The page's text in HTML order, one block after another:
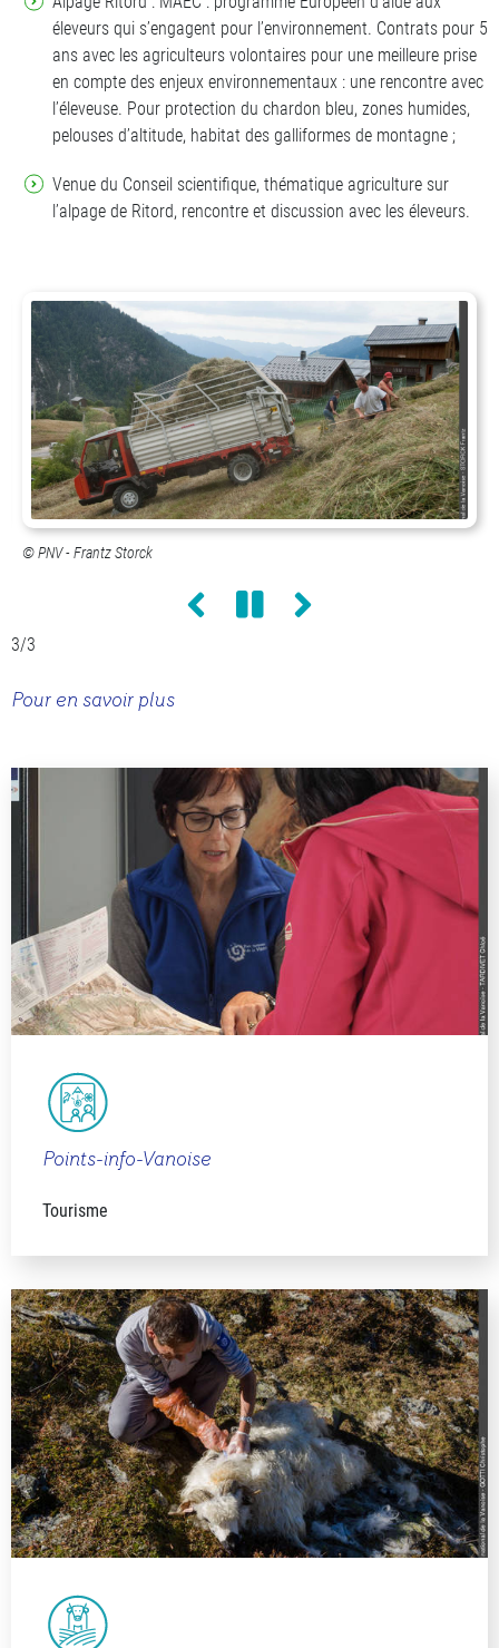
éleveurs qui s’engagent pour l’environnement. Contrats pour 5
ans avec les agriculteurs volontaires pour une meilleure prise
en compte des enjeux environnementaux : une rencontre avec
l’éleveuse. Pour protection du chardon bleu, zones humides,
pelouses d’altitude, habitat des galliformes de montagne ;
Venue du Conseil scientifique, thématique agriculture sur
l’alpage de Ritord, rencontre et discussion avec les éleveurs.
PNV - Frantz Storck
Précédent Pause
3/3
Pour en savoir plus
Points-info-Vanoise
Tourisme